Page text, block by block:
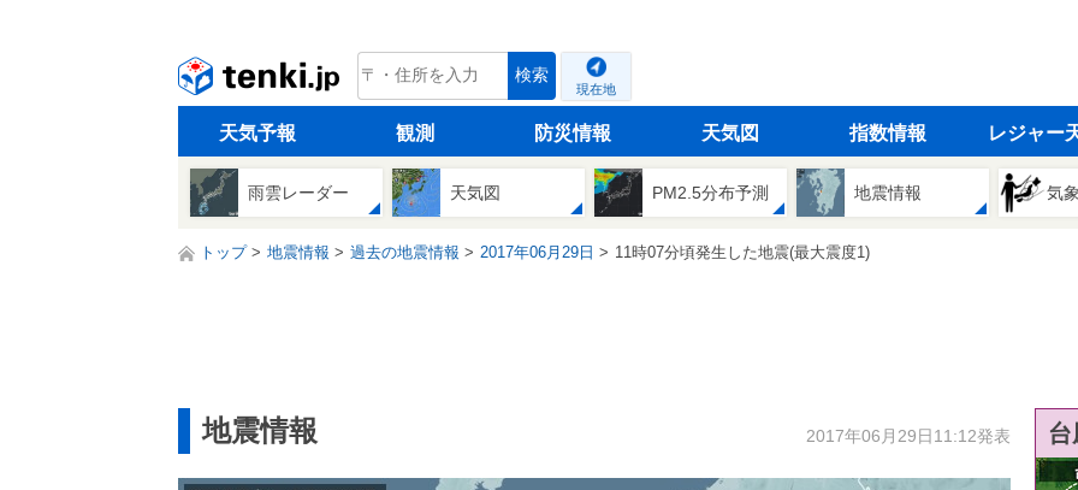
tenki.jp 検索
現在地
天気予報 観測 防災情報 天気図 指数情報 レジャー
雨雲レーダー 天気図 PM2.5分布予測 地震情報 気
トップ 地震情報 過去の地震情報 2017年06月29日 11時07分頃発生した地震(最大震度1)
地震情報 2017年06月29日11:12発表